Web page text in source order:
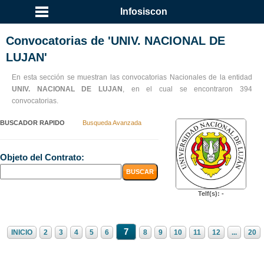
Infosiscon
Convocatorias de 'UNIV. NACIONAL DE
LUJAN'
En esta sección se muestran las convocatorias Nacionales de la entidad
UNIV. NACIONAL DE LUJAN , en el cual se encontraron 394
convocatorias.
BUSCADOR RAPIDO Busqueda Avanzada
Objeto del Contrato:
Telf(s): -
INICIO 2 3 4 5 6 7 8 9 10 11 12 ... 20